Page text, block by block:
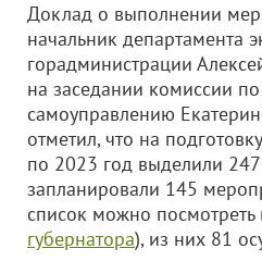
Доклад о выполнении
начальник департамента
горадминистрации
на заседании комиссии
самоуправлению
отметил, что на
по 2023 год выделили
запланировали 145
список можно посмотреть
губернатора), из них 81